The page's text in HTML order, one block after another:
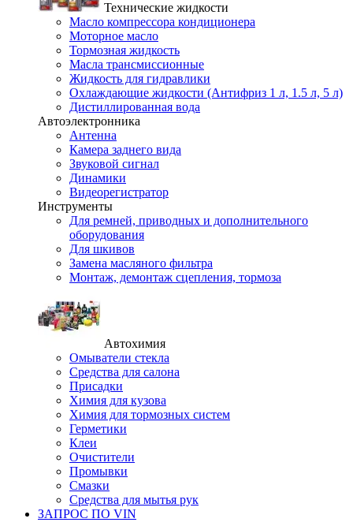
Технические жидкости
Масло компрессора кондиционера
Моторное масло
Тормозная жидкость
Масла трансмиссионные
Жидкость для гидравлики
Охлаждающие жидкости (Антифриз 1 л, 1.5 л, 5 л)
Дистиллированная вода
Автоэлектронника
Антенна
Камера заднего вида
Звуковой сигнал
Динамики
Видеорегистратор
Инструменты
Для ремней, приводных и дополнительного
оборудования
Для шкивов
Замена масляного фильтра
Монтаж, демонтаж сцепления, тормоза
Автохимия
Омыватели стекла
Средства для салона
Присадки
Химия для кузова
Химия для тормозных систем
Герметики
Клеи
Очистители
Промывки
Смазки
Средства для мытья рук
ЗАПРОС ПО VIN